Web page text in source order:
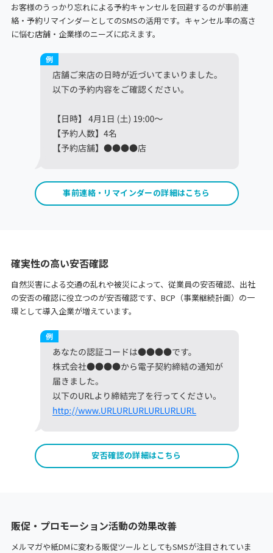
事前連絡・リマインダーの詳細はこちら
お客様のうっかり忘れによる予約キャンセルを回避するのが事前連
絡・予約リマインダーとしてのSMSの活用です。キャンセル率の高さ
に悩む店舗・企業様のニーズに応えます。
安否確認の詳細はこちら
確実性の高い安否確認
自然災害による交通の乱れや被災によって、従業員の安否確認、出社
の安否の確認に役立つのが安否確認です、BCP（事業継続計画）の一
環として導入企業が増えています。
販促・プロモーション活動の効果改善
メルマガや紙DMに変わる販促ツールとしてもSMSが注目されていま